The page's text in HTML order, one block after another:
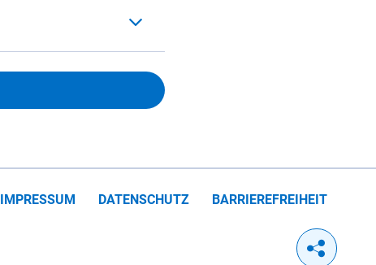
IMPRESSUM DATENSCHUTZ BARRIEREFREIHEIT